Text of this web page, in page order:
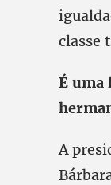
classe
É uma
A